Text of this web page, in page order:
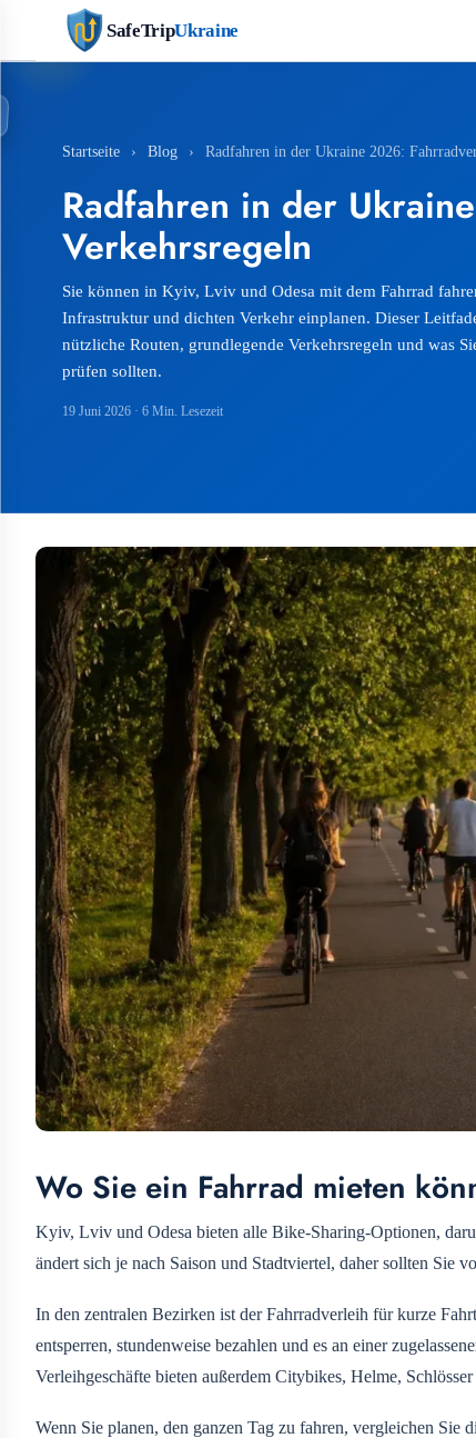
SafeTripUkraine
Startseite › Blog › Radfahren in der Ukraine 2026:
Radfahren in der
Verkehrsregeln
Sie können in Kyiv, Lviv und Odesa mit dem Fahrrad
Infrastruktur und dichten Verkehr einplanen. Dieser
nützliche Routen, grundlegende Verkehrsregeln und was
prüfen sollten.
19 Juni 2026 · 6 Min. Lesezeit
Wo Sie ein Fahrrad mieten
Kyiv, Lviv und Odesa bieten alle Bike-Sharing-Optionen,
ändert sich je nach Saison und Stadtviertel, daher sollten Sie
In den zentralen Bezirken ist der Fahrradverleih für kurze
entsperren, stundenweise bezahlen und es an einer
Verleihgeschäfte bieten außerdem Citybikes, Helme,
Wenn Sie planen, den ganzen Tag zu fahren, vergleichen